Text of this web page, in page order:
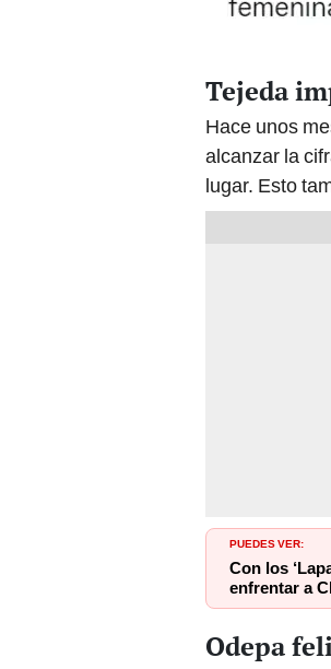
Tejeda
Hace unos
alcanzar la
lugar. Esto
PUEDES VER:
Con los
enfrentar a
Odepa